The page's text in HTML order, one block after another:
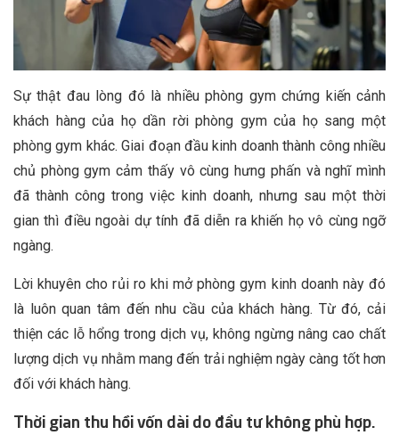
Sự thật đau lòng đó là nhiều phòng gym chứng kiến cảnh
khách hàng của họ dần rời phòng gym của họ sang một
phòng gym khác. Giai đoạn đầu kinh doanh thành công nhiều
chủ phòng gym cảm thấy vô cùng hưng phấn và nghĩ mình
đã thành công trong việc kinh doanh, nhưng sau một thời
gian thì điều ngoài dự tính đã diễn ra khiến họ vô cùng ngỡ
ngàng.
Lời khuyên cho rủi ro khi mở phòng gym kinh doanh này đó
là luôn quan tâm đến nhu cầu của khách hàng. Từ đó, cải
thiện các lỗ hổng trong dịch vụ, không ngừng nâng cao chất
lượng dịch vụ nhằm mang đến trải nghiệm ngày càng tốt hơn
đối với khách hàng.
Thời gian thu hồi vốn dài do đầu tư không phù hợp.